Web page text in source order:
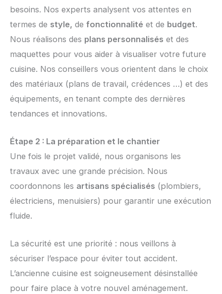
besoins. Nos experts analysent vos attentes en
termes de style, de fonctionnalité et de budget.
Nous réalisons des plans personnalisés et des
maquettes pour vous aider à visualiser votre future
cuisine. Nos conseillers vous orientent dans le choix
des matériaux (plans de travail, crédences …) et des
équipements, en tenant compte des dernières
tendances et innovations.
Étape 2 : La préparation et le chantier
Une fois le projet validé, nous organisons les
travaux avec une grande précision. Nous
coordonnons les artisans spécialisés (plombiers,
électriciens, menuisiers) pour garantir une exécution
fluide.
La sécurité est une priorité : nous veillons à
sécuriser l’espace pour éviter tout accident.
L’ancienne cuisine est soigneusement désinstallée
pour faire place à votre nouvel aménagement.